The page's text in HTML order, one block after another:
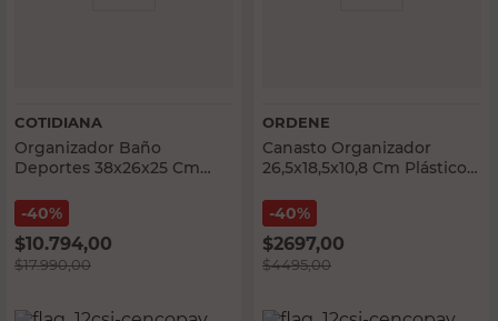
COTIDIANA
Organizador Baño
Deportes 38x26x25 Cm
Cotidiana
40%
$10.794,00
$17.990,00
ORDENE
Canasto Organizador
26,5x18,5x10,8 Cm Plástico
40%
$2697,00
$4495,00